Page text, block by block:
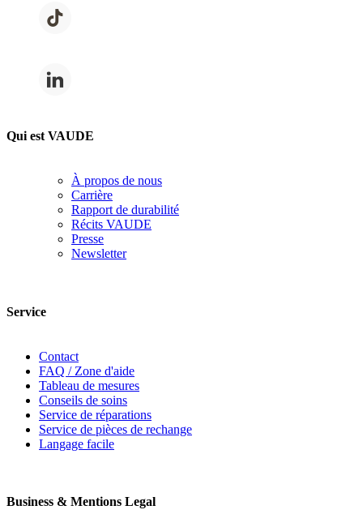
Qui est VAUDE
À propos de nous
Carrière
Rapport de durabilité
Récits VAUDE
Presse
Newsletter
Service
Contact
FAQ / Zone d'aide
Tableau de mesures
Conseils de soins
Service de réparations
Service de pièces de rechange
Langage facile
Business & Mentions Legal